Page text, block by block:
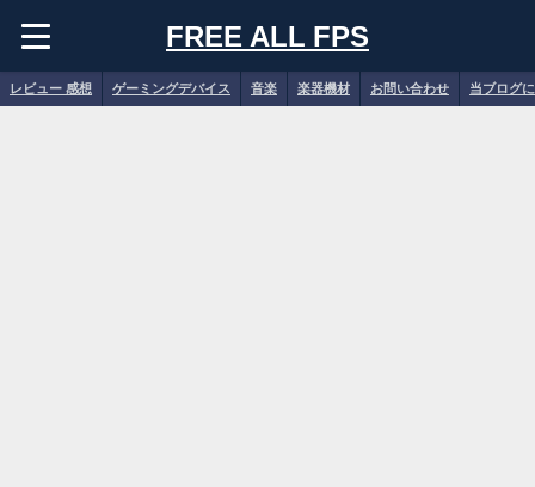
FREE ALL FPS
レビュー 感想 ゲーミングデバイス 音楽 楽器機材 お問い合わせ 当ブログ